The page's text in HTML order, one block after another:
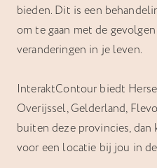
bieden. Dit is een
om te gaan met de
veranderingen in je leven.
InteraktContour biedt
Overijssel, Gelderland,
buiten deze provincies,
voor een locatie bij jou in